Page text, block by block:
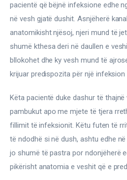
pacientë që bëjnë infeksione edhe
në vesh gjatë dushit. Asnjëherë
anatomikisht njësoj, njeri mund të
shumë kthesa deri në daullen e
bllokohet dhe ky vesh mund të
krijuar predispozita për një
Këta pacientë duke dashur të
pambukut apo me mjete të tjera
fillimit të infeksionit. Këtu futen të
të ndodhë si në dush, ashtu edhe
jo shumë të pastra por ndonjëherë
pikërisht anatomia e veshit që e